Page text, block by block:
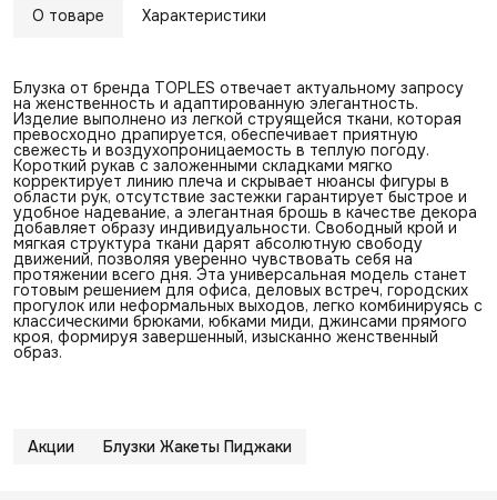
О товаре Характеристики
Блузка от бренда TOPLES отвечает актуальному запросу
на женственность и адаптированную элегантность.
Изделие выполнено из легкой струящейся ткани, которая
превосходно драпируется, обеспечивает приятную
свежесть и воздухопроницаемость в теплую погоду.
Короткий рукав с заложенными складками мягко
корректирует линию плеча и скрывает нюансы фигуры в
области рук, отсутствие застежки гарантирует быстрое и
удобное надевание, а элегантная брошь в качестве декора
добавляет образу индивидуальности. Свободный крой и
мягкая структура ткани дарят абсолютную свободу
движений, позволяя уверенно чувствовать себя на
протяжении всего дня. Эта универсальная модель станет
готовым решением для офиса, деловых встреч, городских
прогулок или неформальных выходов, легко комбинируясь с
классическими брюками, юбками миди, джинсами прямого
кроя, формируя завершенный, изысканно женственный
образ.
Акции Блузки Жакеты Пиджаки